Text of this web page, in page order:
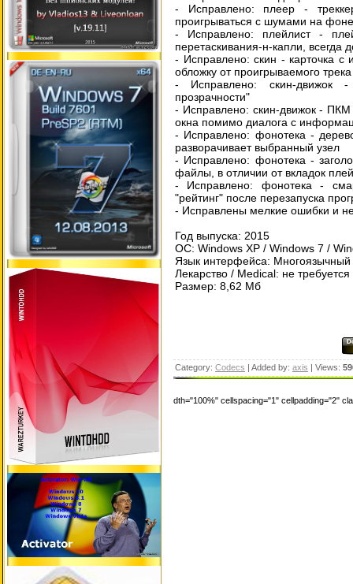
- Исправлено: плеер -
проигрываться с шумами на
- Исправлено: плейлист -
перетаскивания-н-капли, всегда
- Исправлено: скин - карточка
обложку от проигрываемого трека
- Исправлено: скин-движок
прозрачности"
- Исправлено: скин-движок - ПКМ
окна помимо диалога с
- Исправлено: фонотека -
разворачивает выбранный узел
- Исправлено: фонотека -
файлы, в отличии от вкладок
- Исправлено: фонотека -
"рейтинг" после перезапуска
- Исправлены мелкие ошибки и
Год выпуска: 2015
ОС: Windows XP / Windows 7 /
Язык интерфейса: Многоязычный
Лекарство / Medical: не требуется
Размер: 8,62 Мб
Category: Codecs | Added by: axis | Views:
dth="100%" cellspacing="1" cellpadding="2"